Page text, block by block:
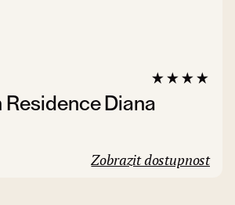
Residence Diana
Zobrazit dostupnost